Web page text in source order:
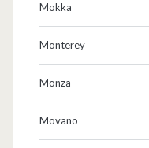
Mokka
Monterey
Monza
Movano